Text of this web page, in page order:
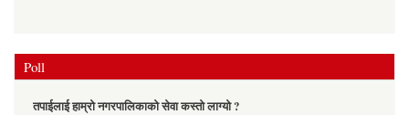
Poll
तपाईलाई हाम्रो नगरपालिकाको सेवा कस्तो लाग्यो ?